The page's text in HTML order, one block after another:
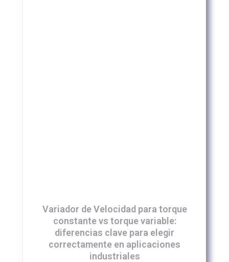
Variador de Velocidad para torque
constante vs torque variable:
diferencias clave para elegir
correctamente en aplicaciones
industriales